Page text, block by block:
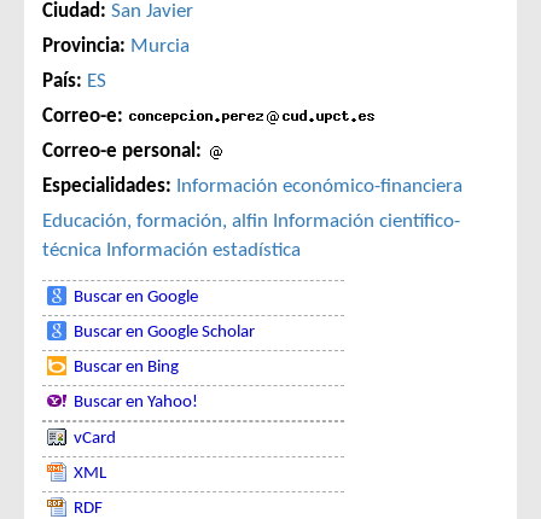
Ciudad: San Javier
Provincia: Murcia
País: ES
Correo-e:
Correo-e personal:
Especialidades: Información económico-financiera
Educación, formación, alfin Información científico-
técnica Información estadística
Buscar en Google
Buscar en Google Scholar
Buscar en Bing
Buscar en Yahoo!
vCard
XML
RDF